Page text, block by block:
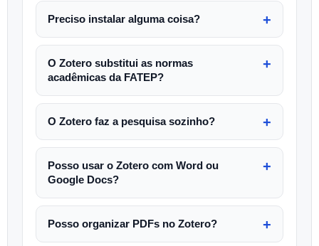
Preciso instalar alguma coisa?
O Zotero substitui as normas
acadêmicas da FATEP?
O Zotero faz a pesquisa sozinho?
Posso usar o Zotero com Word ou
Google Docs?
Posso organizar PDFs no Zotero?